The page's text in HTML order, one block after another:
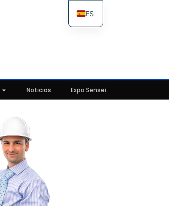
Noticias Expo Sensei
ES
FR